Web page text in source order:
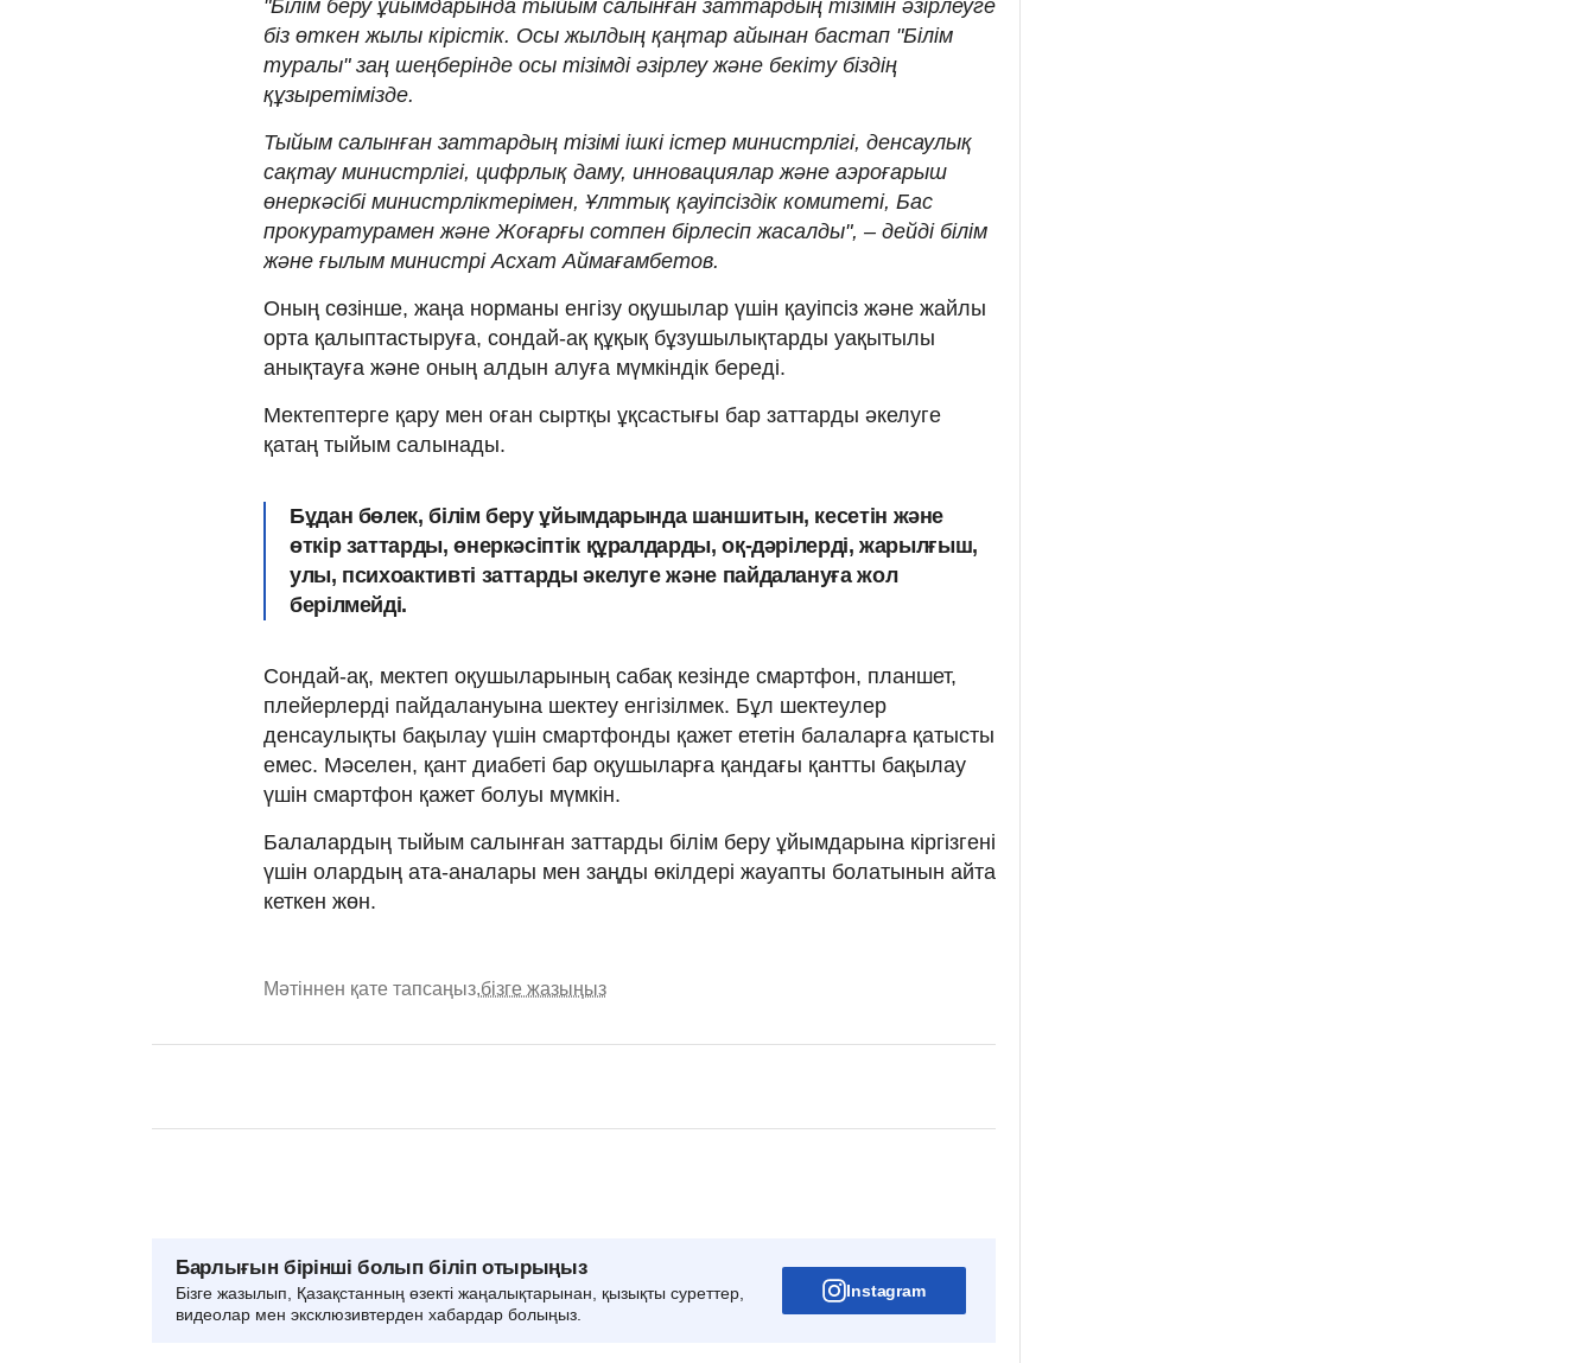
"Білім беру ұйымдарында тыйым салынған заттардың тізімін әзірлеуге
біз өткен жылы кірістік. Осы жылдың қаңтар айынан бастап "Білім
туралы" заң шеңберінде осы тізімді әзірлеу және бекіту біздің
құзыретімізде.
Тыйым салынған заттардың тізімі ішкі істер министрлігі, денсаулық
сақтау министрлігі, цифрлық даму, инновациялар және аэроғарыш
өнеркәсібі министрліктерімен, Ұлттық қауіпсіздік комитеті, Бас
прокуратурамен және Жоғарғы сотпен бірлесіп жасалды", – дейді білім
және ғылым министрі Асхат Аймағамбетов.
Оның сөзінше, жаңа норманы енгізу оқушылар үшін қауіпсіз және жайлы
орта қалыптастыруға, сондай-ақ құқық бұзушылықтарды уақытылы
анықтауға және оның алдын алуға мүмкіндік береді.
Мектептерге қару мен оған сыртқы ұқсастығы бар заттарды әкелуге
қатаң тыйым салынады.
Бұдан бөлек, білім беру ұйымдарында шаншитын, кесетін және
өткір заттарды, өнеркәсіптік құралдарды, оқ-дәрілерді, жарылғыш,
улы, психоактивті заттарды әкелуге және пайдалануға жол
берілмейді.
Сондай-ақ, мектеп оқушыларының сабақ кезінде смартфон, планшет,
плейерлерді пайдалануына шектеу енгізілмек. Бұл шектеулер
денсаулықты бақылау үшін смартфонды қажет ететін балаларға қатысты
емес. Мәселен, қант диабеті бар оқушыларға қандағы қантты бақылау
үшін смартфон қажет болуы мүмкін.
Балалардың тыйым салынған заттарды білім беру ұйымдарына кіргізгені
үшін олардың ата-аналары мен заңды өкілдері жауапты болатынын айта
кеткен жөн.
Мәтіннен қате тапсаңыз,бізге жазыңыз
Барлығын бірінші болып біліп отырыңыз
Бізге жазылып, Қазақстанның өзекті жаңалықтарынан, қызықты суреттер,
видеолар мен эксклюзивтерден хабардар болыңыз.
Instagram